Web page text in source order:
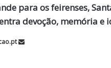
para os feirenses,
devoção, memória e